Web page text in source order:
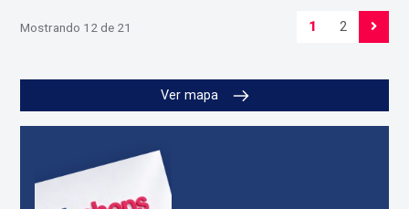
Mostrando 12 de 21 1 2
Ver mapa